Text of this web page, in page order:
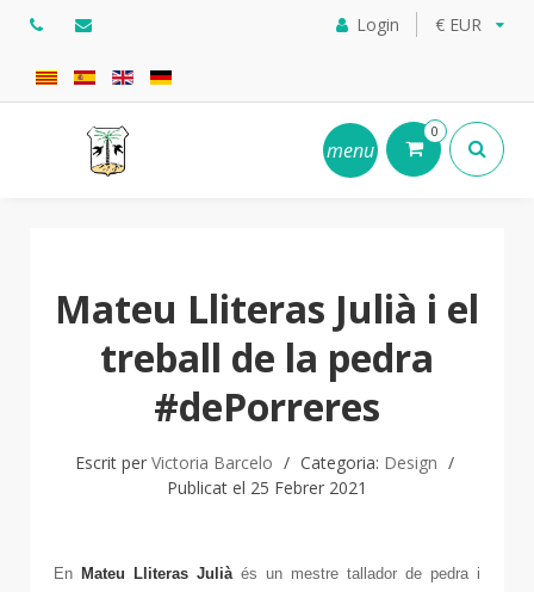
Login € EUR
menu
0
Mateu Lliteras Julià i el
treball de la pedra
#dePorreres
Escrit per Victoria Barcelo Categoria: Design
Publicat el 25 Febrer 2021
En Mateu Lliteras Juliàés un mestre tallador de pedra i